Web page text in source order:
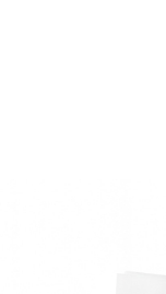
Valged